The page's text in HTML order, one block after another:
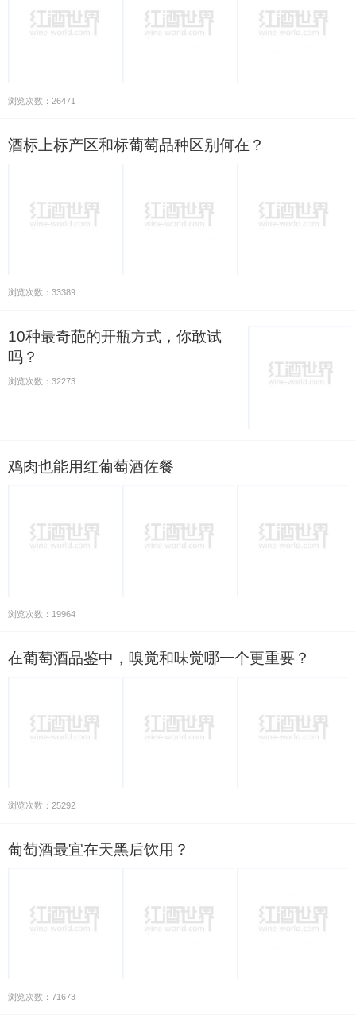
浏览次数：26471
酒标上标产区和标葡萄品种区别何在？
浏览次数：33389
10种最奇葩的开瓶方式，你敢试
吗？
浏览次数：32273
鸡肉也能用红葡萄酒佐餐
浏览次数：19964
在葡萄酒品鉴中，嗅觉和味觉哪一个更重要？
浏览次数：25292
葡萄酒最宜在天黑后饮用？
浏览次数：71673